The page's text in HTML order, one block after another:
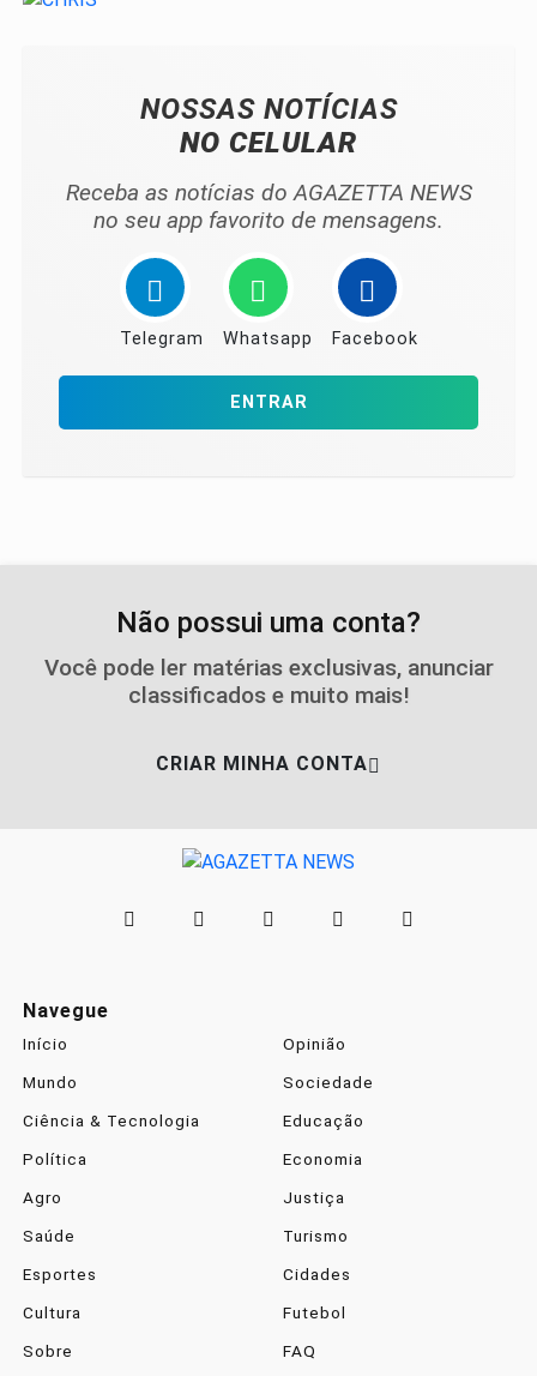
NOSSAS NOTÍCIAS
NO CELULAR
Receba as notícias do AGAZETTA NEWS
no seu app favorito de mensagens.
Telegram Whatsapp Facebook
ENTRAR
Não possui uma conta?
Você pode ler matérias exclusivas, anunciar
classificados e muito mais!
CRIAR MINHA CONTA
Navegue
Início
Opinião
Mundo
Sociedade
Ciência & Tecnologia
Educação
Política
Economia
Agro
Justiça
Saúde
Turismo
Esportes
Cidades
Cultura
Futebol
Sobre
FAQ